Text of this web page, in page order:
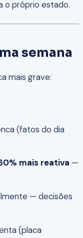
o próprio estado.
semana
mais grave:
(fatos do dia
mais reativa —
— decisões
(placa